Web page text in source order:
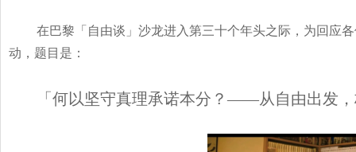
在巴黎「自由谈」沙龙进入第三十个年头之际，为回应
动，题目是：
「何以坚守真理承诺本分？――从自由出发